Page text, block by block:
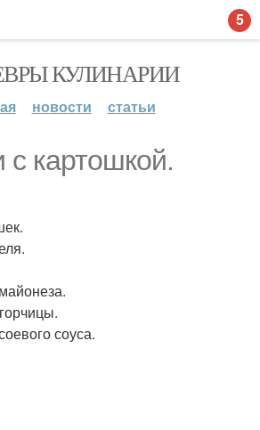
КУЛИНАРИИ
новости статьи
картошкой.
соуса.
5